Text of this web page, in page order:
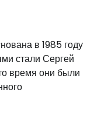
в 1985 году
стали Сергей
время они были